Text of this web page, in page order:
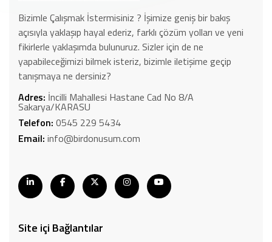
Bizimle Çalışmak İstermisiniz ? İşimize geniş bir bakış
açısıyla yaklaşıp hayal ederiz, farklı çözüm yolları ve yeni
fikirlerle yaklaşımda bulunuruz. Sizler için de ne
yapabileceğimizi bilmek isteriz, bizimle iletişime geçip
tanışmaya ne dersiniz?
Adres: İncilli Mahallesi Hastane Cad No 8/A
Sakarya/KARASU
Telefon: 0545 229 5434
Email: info@birdonusum.com
Site içi Bağlantılar